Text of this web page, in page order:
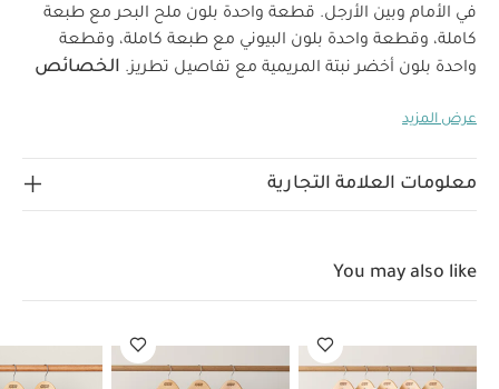
في الأمام وبين الأرجل. قطعة واحدة بلون ملح البحر مع طبعة
كاملة، وقطعة واحدة بلون البيوني مع طبعة كاملة، وقطعة
واحدة بلون أخضر نبتة المريمية مع تفاصيل تطريز. الخصائص
التطريز
تنظيف على درجة حرارة 40
ألبسة قطعة واحدة بأكمام قصيرة قماش عضوي بلون أبيض - 5 قطع
قطعة واحدة بأكمام طويلة بلون وردي - 3 قطع
طقم بيجاما قطعة واحدة
بنقشة نقاط - 3 قطع
طقم بيجامة بنقشة ميستيكال ستار غيزين (3
عرض المزيد
معلومات العلامة التجارية
You may also like